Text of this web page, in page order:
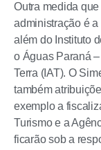
Outra medida
administração é a
além do Instituto
o Águas Paraná
Terra (IAT). O
também
exemplo a
Turismo e a
ficarão sob a